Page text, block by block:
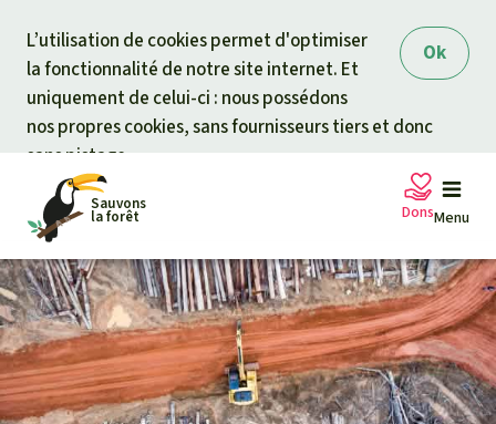
Ok
L’utilisation de cookies permet d'optimiser
la fonctionnalité de notre site internet. Et
uniquement de celui-ci : nous possédons
nos propres cookies, sans fournisseurs tiers et donc
sans pistage.
Sauvons
la forêt Menu
Pétitions
Projets
Dons
Votre soutien est capital
Don général